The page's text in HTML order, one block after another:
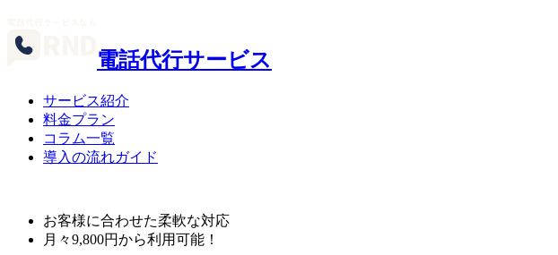
電話代行サービス
サービス紹介
料金プラン
コラム一覧
導入の流れガイド
お客様に合わせた柔軟な対応
月々9,800円から利用可能！